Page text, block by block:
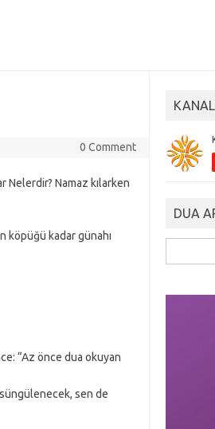
0 Comment
Nelerdir? Namaz kılarken
köpüğü kadar günahı
“Az önce dua okuyan
sen de
DUA